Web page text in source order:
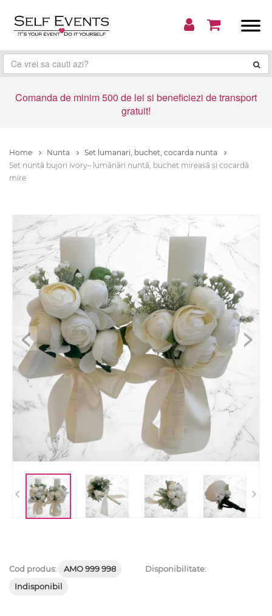
Comanda de minim 500 de lei si beneficiezi de transport
gratuit!
Home Nunta
Set lumanari, buchet, cocarda nunta
Set nuntă bujori ivory– lumânări nuntă, buchet mireasă și cocardă
mire
< >
< >
Cod produs: AMO 999 998
Disponibilitate:
Indisponibil